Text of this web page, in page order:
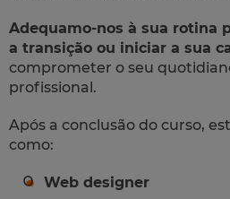
Adequamo-nos à sua rotina
a transição ou iniciar a sua
comprometer o seu
profissional.
Após a conclusão do curso,
como:
Web designer